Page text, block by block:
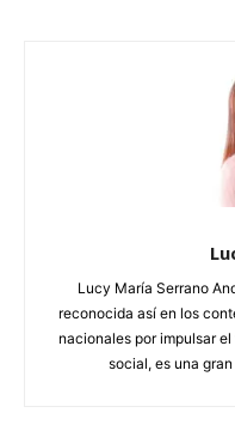
Lucy María Serrano
reconocida así en los
nacionales por impulsar
social, es una